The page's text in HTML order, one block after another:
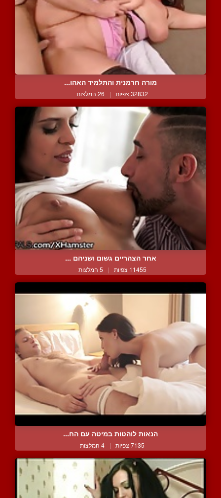
מורה חרמנית והתלמיד האהו...
32832 צפיות | 26 המלצות
אחר הצהריים גשום ושניהם ...
11455 צפיות | 5 המלצות
הנאות לוהטות במיטה עם הח...
7135 צפיות | 4 המלצות